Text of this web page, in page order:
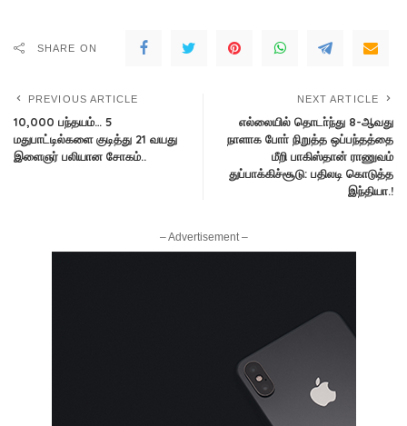
SHARE ON
PREVIOUS ARTICLE
10,000 பந்தயம்… 5
மதுபாட்டில்களை குடித்து 21 வயது
இளைஞர் பலியான சோகம்..
NEXT ARTICLE
எல்லையில் தொடா்ந்து 8-ஆவது
நாளாக போா் நிறுத்த ஒப்பந்தத்தை
மீறி பாகிஸ்தான் ராணுவம்
துப்பாக்கிச்சூடு: பதிலடி கொடுத்த
இந்தியா.!
– Advertisement –